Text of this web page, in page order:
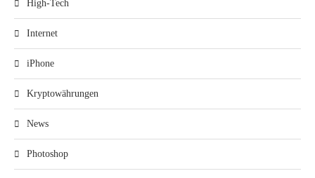
High-Tech
Internet
iPhone
Kryptowährungen
News
Photoshop